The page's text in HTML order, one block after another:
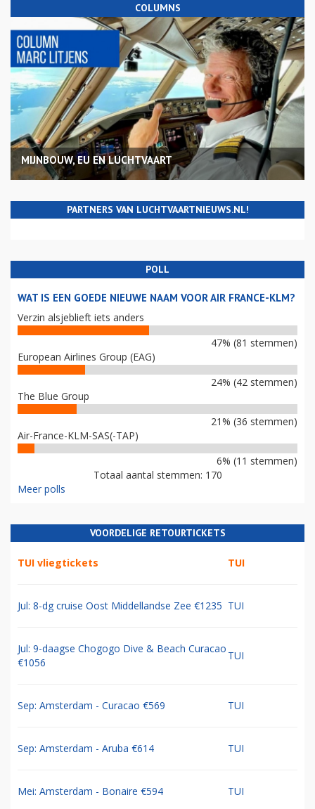
COLUMNS
MIJNBOUW, EU EN LUCHTVAART
PARTNERS VAN LUCHTVAARTNIEUWS.NL!
POLL
WAT IS EEN GOEDE NIEUWE NAAM VOOR AIR FRANCE-KLM?
Verzin alsjeblieft iets anders
47% (81 stemmen)
European Airlines Group (EAG)
24% (42 stemmen)
The Blue Group
21% (36 stemmen)
Air-France-KLM-SAS(-TAP)
6% (11 stemmen)
Totaal aantal stemmen: 170
Meer polls
VOORDELIGE RETOURTICKETS
TUI vliegtickets TUI
Jul: 8-dg cruise Oost Middellandse Zee €1235 TUI
Jul: 9-daagse Chogogo Dive & Beach Curacao
€1056
TUI
Sep: Amsterdam - Curacao €569 TUI
Sep: Amsterdam - Aruba €614 TUI
Mei: Amsterdam - Bonaire €594 TUI